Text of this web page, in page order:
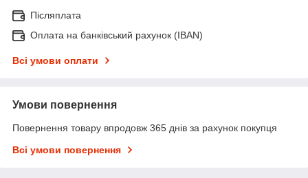
Післяплата
Оплата на банківський рахунок (IBAN)
Всі умови оплати
Умови повернення
Повернення товару впродовж 365 днів за рахунок покупця
Всі умови повернення